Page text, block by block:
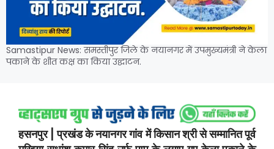
Samastipur News: समस्तीपुर जिले के नयानगर में उपमुख्यमंत्री ने केला
पकाने के शीत कक्ष का किया उद्घाटन.
हसनपुर | प्रखंड के नयानगर गांव में किसान श्री से सम्मानित पूर्व